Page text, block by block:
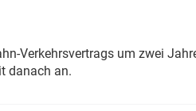
Verkehrsvertrags um zwei
danach an.